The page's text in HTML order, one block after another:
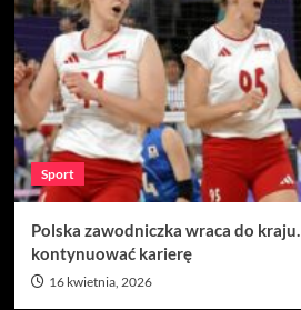
Sport
Polska zawodniczka wraca do
kontynuować karierę
16 kwietnia, 2026